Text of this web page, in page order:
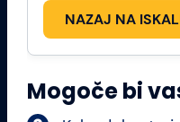
NAZAJ NA
Mogoče bi